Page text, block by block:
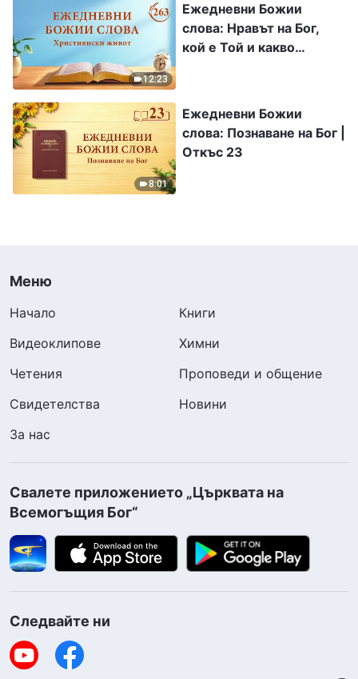
12:23
Ежедневни Божии
слова: Нравът на Бог,
кой е Той и какво
8:01
Ежедневни Божии
слова: Познаване на Бог |
Откъс 23
Меню
Начало
Книги
Видеоклипове
Химни
Четения
Проповеди и общение
Свидетелства
Новини
За нас
Свалете приложението „Църквата на
Всемогъщия Бог“
Следвайте ни